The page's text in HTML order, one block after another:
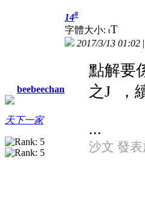
beebeechan
天下一家
14#
字體大小: tT
2017/3/13 01:02 |
點解要
之J ，
...
沙文 發表